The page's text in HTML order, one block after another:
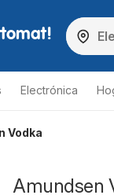
Electrónica
Vodka
Amundsen